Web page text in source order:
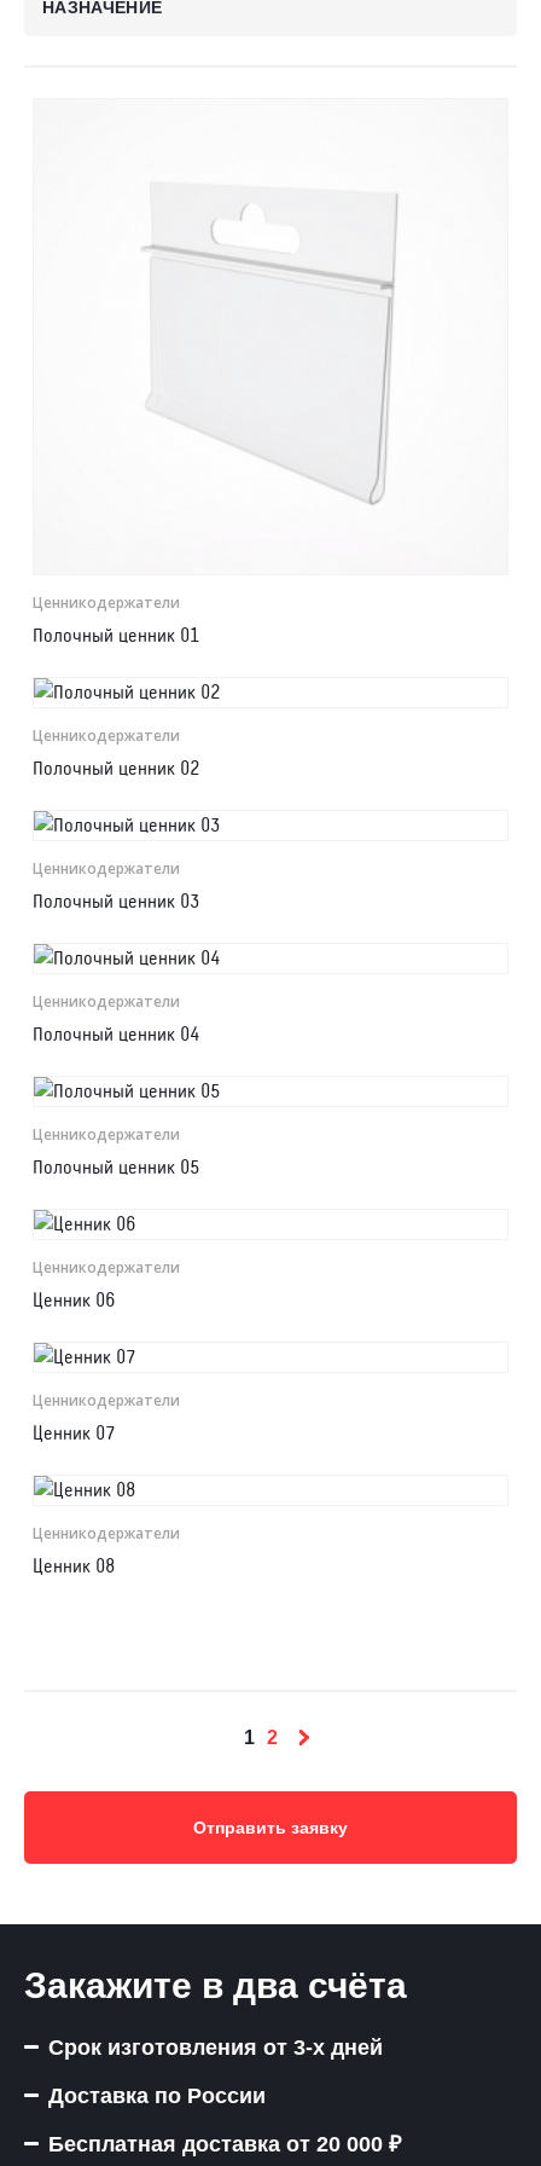
НАЗНАЧЕНИЕ
Ценникодер­жа­те­ли
Полочный ценник 01
Ценникодер­жа­те­ли
Полочный ценник 02
Ценникодер­жа­те­ли
Полочный ценник 03
Ценникодер­жа­те­ли
Полочный ценник 04
Ценникодер­жа­те­ли
Полочный ценник 05
Ценникодер­жа­те­ли
Ценник 06
Ценникодер­жа­те­ли
Ценник 07
Ценникодер­жа­те­ли
Ценник 08
1 2
Отправить заявку
Закажите в два счёта
Срок изготовления от 3-х дней
Доставка по России
Бесплатная доставка от 20 000 ₽